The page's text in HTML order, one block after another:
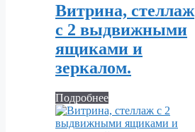
Витрина, стеллаж
с 2 выдвижными
ящиками и
зеркалом.
Подробнее